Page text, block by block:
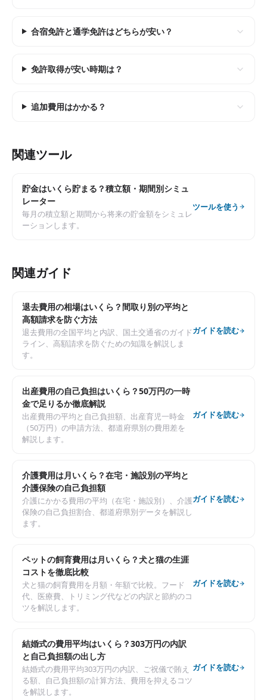
合宿免許と通学免許はどちらが安い？
免許取得が安い時期は？
追加費用はかかる？
関連ツール
貯金はいくら貯まる？積立額・期間別シミュ
レーター
毎月の積立額と期間から将来の貯金額をシミュレ
ーションします。
ツールを使う
関連ガイド
退去費用の相場はいくら？間取り別の平均と
高額請求を防ぐ方法
退去費用の全国平均と内訳、国土交通省のガイド
ライン、高額請求を防ぐための知識を解説しま
す。
ガイドを読む
出産費用の自己負担はいくら？50万円の一時
金で足りるか徹底解説
出産費用の平均と自己負担額、出産育児一時金
（50万円）の申請方法、都道府県別の費用差を
解説します。
ガイドを読む
介護費用は月いくら？在宅・施設別の平均と
介護保険の自己負担額
介護にかかる費用の平均（在宅・施設別）、介護
保険の自己負担割合、都道府県別データを解説し
ます。
ガイドを読む
ペットの飼育費用は月いくら？犬と猫の生涯
コストを徹底比較
犬と猫の飼育費用を月額・年額で比較。フード
代、医療費、トリミング代などの内訳と節約のコ
ツを解説します。
ガイドを読む
結婚式の費用平均はいくら？303万円の内訳
と自己負担額の出し方
結婚式の費用平均303万円の内訳、ご祝儀で賄え
る額、自己負担額の計算方法、費用を抑えるコツ
を解説します。
ガイドを読む